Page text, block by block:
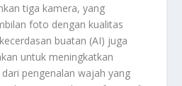
tiga kamera, yang
foto dengan kualitas
buatan (AI) juga
untuk meningkatkan
pengenalan wajah yang